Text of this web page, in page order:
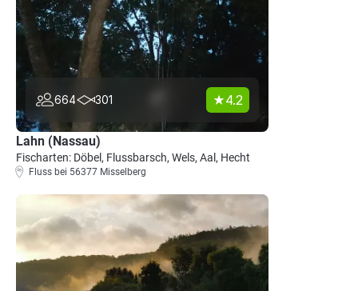
664 301 4.2
Lahn (Nassau)
Fischarten: Döbel, Flussbarsch, Wels, Aal, Hecht
Fluss bei 56377 Misselberg